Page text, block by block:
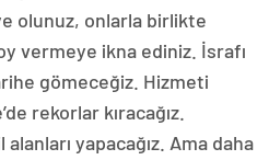
olunuz, onlarla birlikte
vermeye ikna ediniz. İsrafı
gömeceğiz. Hizmeti
rekorlar kıracağız.
yapacağız. Ama daha